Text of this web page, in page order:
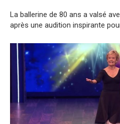
La ballerine de 80 ans a valsé
après une audition inspirante